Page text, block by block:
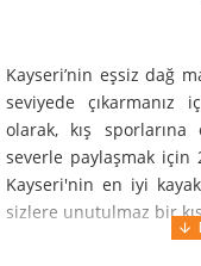
Kayseri’nin eşsiz dağ
seviyede
olarak, kış
severle paylaşmak için
Kayseri'nin en iyi
sizlere unutulmaz bir